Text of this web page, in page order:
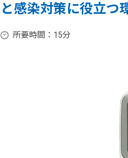
と感染対策に役立つ
所要時間：15分